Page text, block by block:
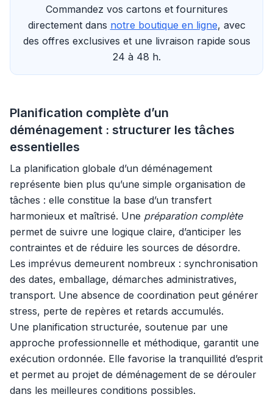
Commandez vos cartons et fournitures
directement dans notre boutique en ligne, avec
des offres exclusives et une livraison rapide sous
24 à 48 h.
Planification complète d’un
déménagement : structurer les tâches
essentielles
La planification globale d’un déménagement
représente bien plus qu’une simple organisation de
tâches : elle constitue la base d’un transfert
harmonieux et maîtrisé. Une préparation complète
permet de suivre une logique claire, d’anticiper les
contraintes et de réduire les sources de désordre.
Les imprévus demeurent nombreux : synchronisation
des dates, emballage, démarches administratives,
transport. Une absence de coordination peut générer
stress, perte de repères et retards accumulés.
Une planification structurée, soutenue par une
approche professionnelle et méthodique, garantit une
exécution ordonnée. Elle favorise la tranquillité d’esprit
et permet au projet de déménagement de se dérouler
dans les meilleures conditions possibles.